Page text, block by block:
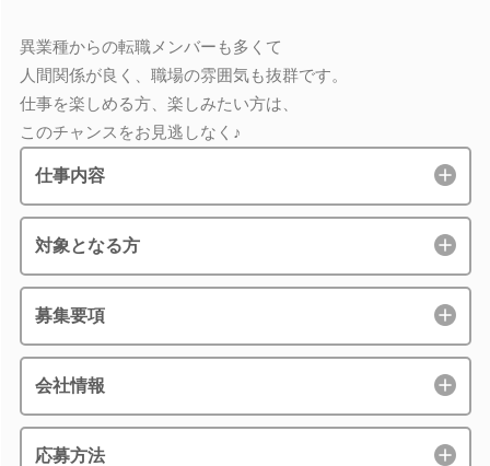
異業種からの転職メンバーも多くて
人間関係が良く、職場の雰囲気も抜群です。
仕事を楽しめる方、楽しみたい方は、
このチャンスをお見逃しなく♪
仕事内容
対象となる方
募集要項
会社情報
応募方法